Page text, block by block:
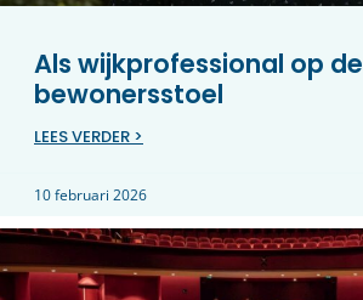
Als wijkprofessional op de
bewonersstoel
LEES VERDER >
10 februari 2026